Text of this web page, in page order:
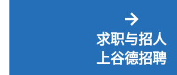
→
求职与招人
上谷德招聘